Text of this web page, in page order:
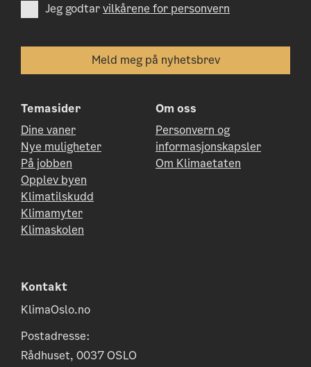
Jeg godtarvilkårene for personvern
Temasider
Dine vaner
Nye muligheter
På jobben
Opplev byen
Klimatilskudd
Klimamyter
Klimaskolen
Om oss
Personvern og
informasjonskapsler
Om Klimaetaten
Kontakt
KlimaOslo.no
Postadresse:
Rådhuset, 0037 OSLO